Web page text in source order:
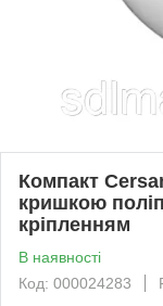
Компакт
кришкою
кріпленням
В наявності
Код: 000024283